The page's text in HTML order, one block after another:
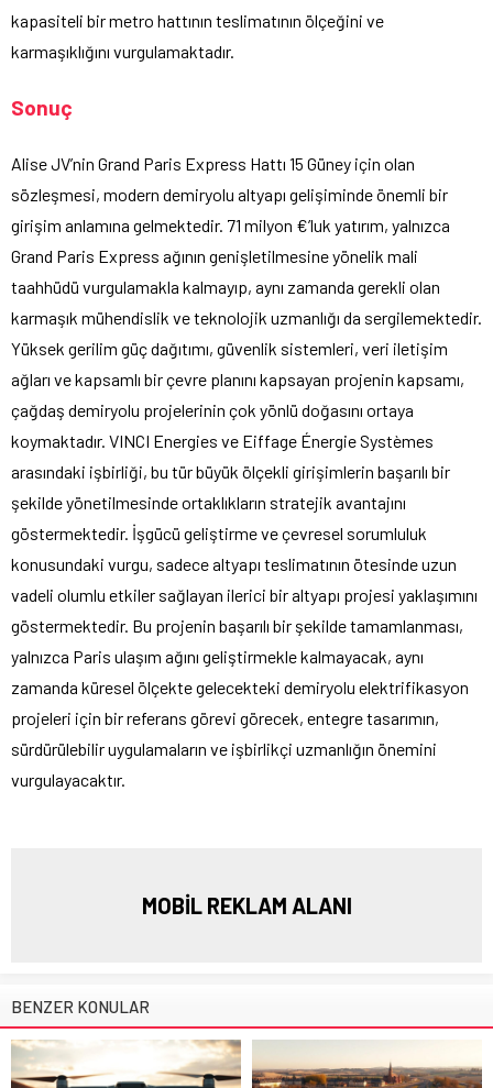
kapasiteli bir metro hattının teslimatının ölçeğini ve
karmaşıklığını vurgulamaktadır.
Sonuç
Alise JV’nin Grand Paris Express Hattı 15 Güney için olan
sözleşmesi, modern demiryolu altyapı gelişiminde önemli bir
girişim anlamına gelmektedir. 71 milyon €’luk yatırım, yalnızca
Grand Paris Express ağının genişletilmesine yönelik mali
taahhüdü vurgulamakla kalmayıp, aynı zamanda gerekli olan
karmaşık mühendislik ve teknolojik uzmanlığı da sergilemektedir.
Yüksek gerilim güç dağıtımı, güvenlik sistemleri, veri iletişim
ağları ve kapsamlı bir çevre planını kapsayan projenin kapsamı,
çağdaş demiryolu projelerinin çok yönlü doğasını ortaya
koymaktadır. VINCI Energies ve Eiffage Énergie Systèmes
arasındaki işbirliği, bu tür büyük ölçekli girişimlerin başarılı bir
şekilde yönetilmesinde ortaklıkların stratejik avantajını
göstermektedir. İşgücü geliştirme ve çevresel sorumluluk
konusundaki vurgu, sadece altyapı teslimatının ötesinde uzun
vadeli olumlu etkiler sağlayan ilerici bir altyapı projesi yaklaşımını
göstermektedir. Bu projenin başarılı bir şekilde tamamlanması,
yalnızca Paris ulaşım ağını geliştirmekle kalmayacak, aynı
zamanda küresel ölçekte gelecekteki demiryolu elektrifikasyon
projeleri için bir referans görevi görecek, entegre tasarımın,
sürdürülebilir uygulamaların ve işbirlikçi uzmanlığın önemini
vurgulayacaktır.
MOBİL REKLAM ALANI
BENZER KONULAR